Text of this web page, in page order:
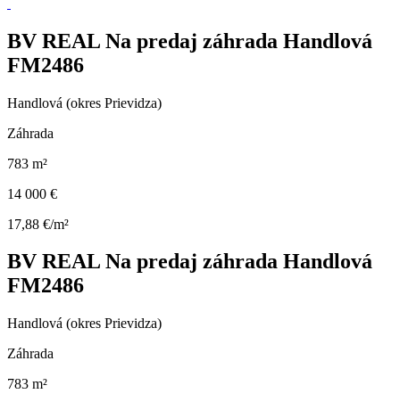
BV REAL Na predaj záhrada Handlová
FM2486
Handlová (okres Prievidza)
Záhrada
783 m²
14 000 €
17,88 €/m²
BV REAL Na predaj záhrada Handlová
FM2486
Handlová (okres Prievidza)
Záhrada
783 m²